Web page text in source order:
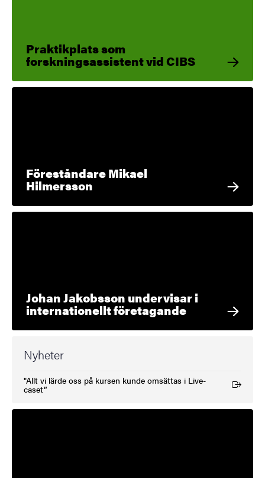
Praktikplats som
forskningsassistent vid CIBS
Föreståndare Mikael
Hilmersson
Johan Jakobsson undervisar i
internationellt företagande
Nyheter
"Allt vi lärde oss på kursen kunde omsättas i Live-
caset”
(Extern länk)